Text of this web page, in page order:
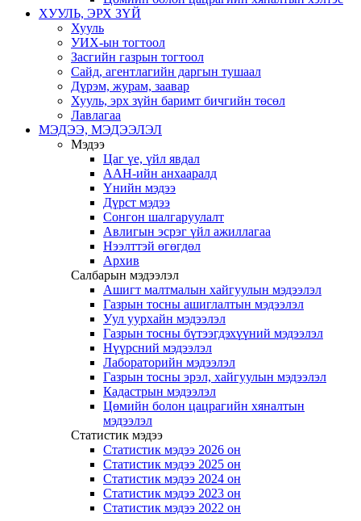
ХУУЛЬ, ЭРХ ЗҮЙ
Хууль
УИХ-ын тогтоол
Засгийн газрын тогтоол
Сайд, агентлагийн даргын тушаал
Дүрэм, журам, заавар
Хууль, эрх зүйн баримт бичгийн төсөл
Лавлагаа
МЭДЭЭ, МЭДЭЭЛЭЛ
Мэдээ
Цаг үе, үйл явдал
ААН-ийн анхааралд
Үнийн мэдээ
Дүрст мэдээ
Сонгон шалгаруулалт
Авлигын эсрэг үйл ажиллагаа
Нээлттэй өгөгдөл
Архив
Салбарын мэдээлэл
Ашигт малтмалын хайгуулын мэдээлэл
Газрын тосны ашиглалтын мэдээлэл
Уул уурхайн мэдээлэл
Газрын тосны бүтээгдэхүүний мэдээлэл
Нүүрсний мэдээлэл
Лабораторийн мэдээлэл
Газрын тосны эрэл, хайгуулын мэдээлэл
Кадастрын мэдээлэл
Цөмийн болон цацрагийн хяналтын
мэдээлэл
Статистик мэдээ
Статистик мэдээ 2026 он
Статистик мэдээ 2025 он
Статистик мэдээ 2024 он
Статистик мэдээ 2023 он
Статистик мэдээ 2022 он